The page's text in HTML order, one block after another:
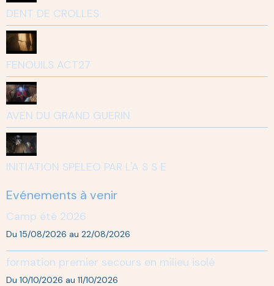
DENT DE CROLLES
FENOUILS ACT27
AVEN DU GRAND GUERIN
INITIATION SPELEO PAR L'A S S E
Evénements à venir
Camp été 2026
Du 15/08/2026 au 22/08/2026
formation premier secours en milieu isolé
Du 10/10/2026 au 11/10/2026